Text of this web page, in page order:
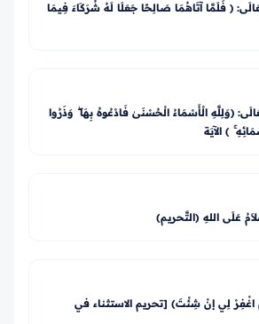
﴿ فَلَمَّا آتَاهُمَا صَالِحًا جَعَلَا لَهُ شُرَكَاءَ فِيمَا
﴿وَلِلَّهِ الْأَسْمَاءُ الْحُسْنَىٰ فَادْعُوهُ بِهَا ۖ وَذَرُوا
﴾ الآيَة
اغْفِرْ لِي إنْ شِئْتَ) [تحريم الاستثناء في